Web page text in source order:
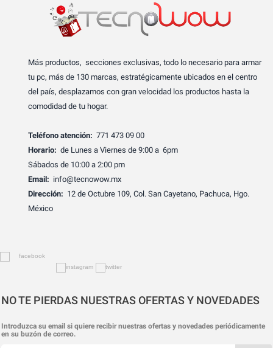
Más productos, secciones exclusivas, todo lo necesario para armar
tu pc, más de 130 marcas, estratégicamente ubicados en el centro
del país, desplazamos con gran velocidad los productos hasta la
comodidad de tu hogar.
Teléfono atención: 771 473 09 00
Horario: de Lunes a Viernes de 9:00 a 6pm
Sábados de 10:00 a 2:00 pm
Email: info@tecnowow.mx
Dirección: 12 de Octubre 109, Col. San Cayetano, Pachuca, Hgo.
México
NO TE PIERDAS NUESTRAS OFERTAS Y NOVEDADES
Introduzca su email si quiere recibir nuestras ofertas y novedades periódicamente
en su buzón de correo.